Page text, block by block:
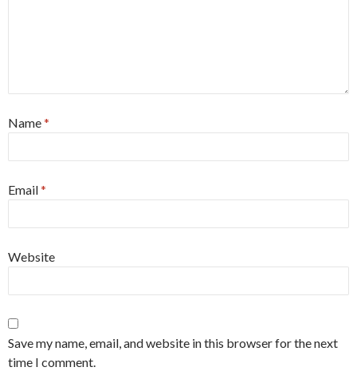
Name*
Email*
Website
Save my name, email, and website in this browser for the next
time I comment.